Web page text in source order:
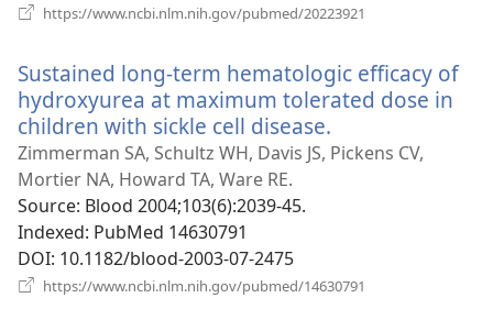
https://www.ncbi.nlm.nih.gov/pubmed/20223921
вікні)
Sustained long-term hematologic efficacy of
hydroxyurea at maximum tolerated dose in
children with sickle cell disease.
у
Zimmerman SA, Schultz WH, Davis JS, Pickens CV,
Mortier NA, Howard TA, Ware RE.
Source‎: Blood 2004;103(6):2039-45.
Indexed‎: PubMed 14630791
DOI‎: 10.1182/blood-2003-07-2475
https://www.ncbi.nlm.nih.gov/pubmed/14630791